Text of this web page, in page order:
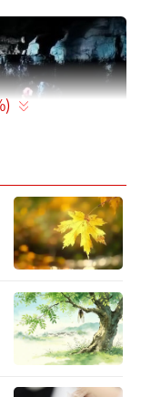
张桂芹 摄
主题的实景演
依独具特色的
，真山真水，
全剧仅用70分